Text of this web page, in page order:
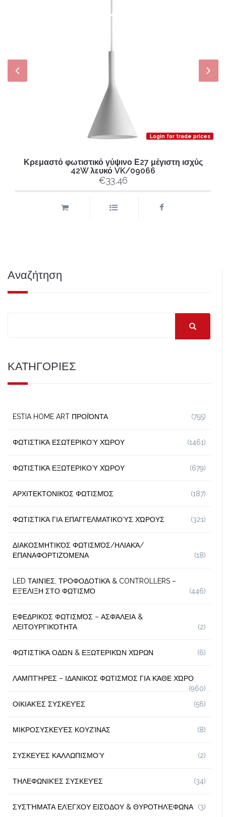
Login for trade prices
Κρεμαστό φωτιστικό γύψινο Ε27 μέγιστη ισχύς
42W λευκό VK/09066
€33,46
Αναζήτηση
ΚΑΤΗΓΟΡΙΕΣ
ESTIA HOME ART ΠΡΟΪΌΝΤΑ (755)
ΦΩΤΙΣΤΙΚΆ ΕΣΩΤΕΡΙΚΟΎ ΧΏΡΟΥ (1461)
ΦΩΤΙΣΤΙΚΆ ΕΞΩΤΕΡΙΚΟΎ ΧΏΡΟΥ (679)
ΑΡΧΙΤΕΚΤΟΝΙΚΌΣ ΦΩΤΙΣΜΌΣ (187)
ΦΩΤΙΣΤΙΚΆ ΓΙΑ ΕΠΑΓΓΕΛΜΑΤΙΚΟΎΣ ΧΏΡΟΥΣ (321)
ΔΙΑΚΟΣΜΗΤΙΚΌΣ ΦΩΤΙΣΜΌΣ/ΗΛΙΑΚΆ/
ΕΠΑΝΑΦΟΡΤΙΖΌΜΕΝΑ
(18)
LED ΤΑΙΝΊΕΣ, ΤΡΟΦΟΔΟΤΙΚΆ & CONTROLLERS –
ΕΞΈΛΙΞΗ ΣΤΟ ΦΩΤΙΣΜΌ
(446)
ΕΦΕΔΡΙΚΌΣ ΦΩΤΙΣΜΌΣ – ΑΣΦΆΛΕΙΑ &
ΛΕΙΤΟΥΡΓΙΚΌΤΗΤΑ
(2)
ΦΩΤΙΣΤΙΚΆ ΟΔΏΝ & ΕΞΩΤΕΡΙΚΏΝ ΧΏΡΩΝ (6)
ΛΑΜΠΤΉΡΕΣ – ΙΔΑΝΙΚΌΣ ΦΩΤΙΣΜΌΣ ΓΙΑ ΚΆΘΕ ΧΏΡΟ
(960)
ΟΙΚΙΑΚΈΣ ΣΥΣΚΕΥΈΣ
(56)
ΜΙΚΡΟΣΥΣΚΕΥΈΣ ΚΟΥΖΊΝΑΣ (8)
ΣΥΣΚΕΥΈΣ ΚΑΛΛΩΠΙΣΜΟΎ (2)
ΤΗΛΕΦΩΝΙΚΈΣ ΣΥΣΚΕΥΈΣ (34)
ΣΥΣΤΉΜΑΤΑ ΕΛΈΓΧΟΥ ΕΙΣΌΔΟΥ & ΘΥΡΟΤΗΛΈΦΩΝΑ (3)